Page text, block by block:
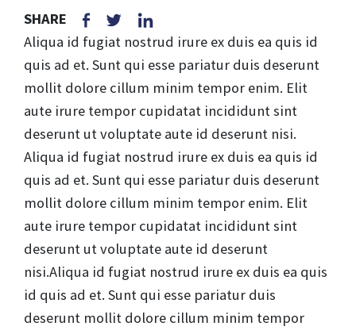
SHARE
Aliqua id fugiat nostrud irure ex duis ea quis id
quis ad et. Sunt qui esse pariatur duis deserunt
mollit dolore cillum minim tempor enim. Elit
aute irure tempor cupidatat incididunt sint
deserunt ut voluptate aute id deserunt nisi.
Aliqua id fugiat nostrud irure ex duis ea quis id
quis ad et. Sunt qui esse pariatur duis deserunt
mollit dolore cillum minim tempor enim. Elit
aute irure tempor cupidatat incididunt sint
deserunt ut voluptate aute id deserunt
nisi.Aliqua id fugiat nostrud irure ex duis ea quis
id quis ad et. Sunt qui esse pariatur duis
deserunt mollit dolore cillum minim tempor